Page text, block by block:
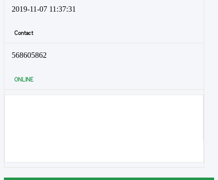
2019-11-07 11:37:31
Contact
568605862
ONLINE